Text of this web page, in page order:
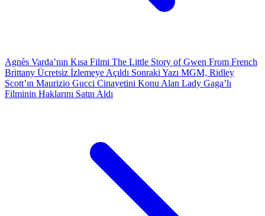
Agnès Varda’nın Kısa Filmi The Little Story of Gwen From French
Brittany Ücretsiz İzlemeye Açıldı Sonraki Yazı MGM, Ridley
Scott’ın Maurizio Gucci Cinayetini Konu Alan Lady Gaga’lı
Filminin Haklarını Satın Aldı